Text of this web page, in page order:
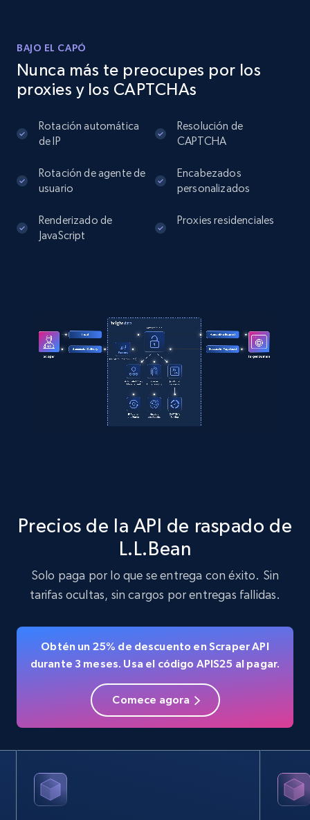
BAJO EL CAPÓ
Nunca más te preocupes por los
proxies y los CAPTCHAs
Rotación automática
de IP
Resolución de
CAPTCHA
Rotación de agente de
usuario
Encabezados
personalizados
Renderizado de
JavaScript
Proxies residenciales
Precios de la API de raspado de
L.L.Bean
Solo paga por lo que se entrega con éxito. Sin
tarifas ocultas, sin cargos por entregas fallidas.
Obtén un 25% de descuento en Scraper API
durante 3 meses. Usa el código APIS25 al pagar.
Comece agora